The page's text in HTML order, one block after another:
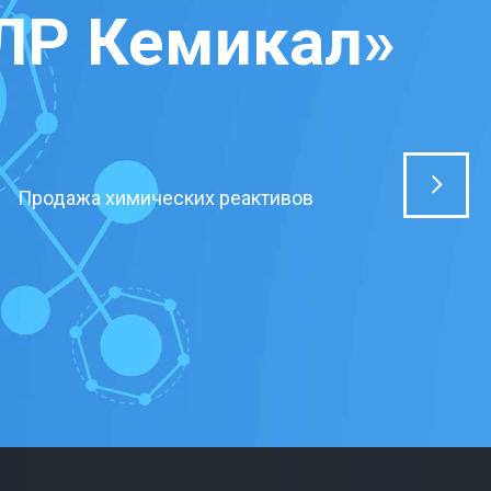
Кемикал»
Продажа химических реактивов